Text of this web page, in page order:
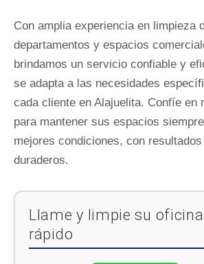
Con amplia experiencia en limpieza
departamentos y espacios
brindamos un servicio confiable y
se adapta a las necesidades
cada cliente en Alajuelita. Confíe en
para mantener sus espacios
mejores condiciones, con
duraderos.
Llame y limpie su oficina
rápido